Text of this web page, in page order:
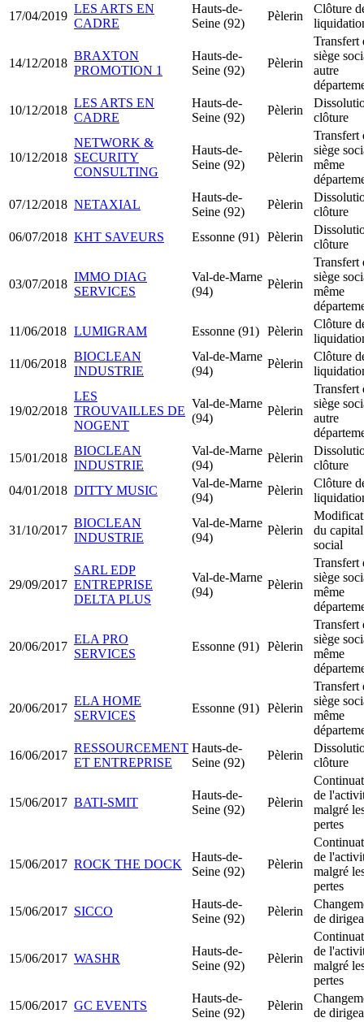
17/04/2019
LES ARTS EN
CADRE
Hauts-de-
Seine (92)
Pèlerin
Clôture
14/12/2018
BRAXTON
PROMOTION 1
Hauts-de-
Seine (92)
Pèlerin
Transfert
siège
autre
10/12/2018
LES ARTS EN
CADRE
Hauts-de-
Seine (92)
Pèlerin
clôture
10/12/2018
NETWORK &
SECURITY
CONSULTING
Hauts-de-
Seine (92)
Pèlerin
Transfert
siège
même
07/12/2018 NETAXIAL
Hauts-de-
Seine (92)
Pèlerin
clôture
06/07/2018 KHT SAVEURS Essonne (91) Pèlerin
clôture
03/07/2018
IMMO DIAG
SERVICES
Val-de-Marne
(94)
Pèlerin
Transfert
siège
même
11/06/2018 LUMIGRAM Essonne (91) Pèlerin
Clôture
11/06/2018
BIOCLEAN
INDUSTRIE
Val-de-Marne
(94)
Pèlerin
Clôture
19/02/2018
LES
TROUVAILLES DE
NOGENT
Val-de-Marne
(94)
Pèlerin
Transfert
siège
autre
15/01/2018
BIOCLEAN
INDUSTRIE
Val-de-Marne
(94)
Pèlerin
clôture
04/01/2018 DITTY MUSIC
Val-de-Marne
(94)
Pèlerin
Clôture
31/10/2017
BIOCLEAN
INDUSTRIE
Val-de-Marne
(94)
Pèlerin
du capital
social
29/09/2017
SARL EDP
ENTREPRISE
DELTA PLUS
Val-de-Marne
(94)
Pèlerin
Transfert
siège
même
20/06/2017
ELA PRO
SERVICES
Essonne (91) Pèlerin
Transfert
siège
même
20/06/2017
ELA HOME
SERVICES
Essonne (91) Pèlerin
Transfert
siège
même
16/06/2017
RESSOURCEMENT
ET ENTREPRISE
Hauts-de-
Seine (92)
Pèlerin
clôture
15/06/2017 BATI-SMIT
Hauts-de-
Seine (92)
Pèlerin
de
malgré
pertes
15/06/2017 ROCK THE DOCK
Hauts-de-
Seine (92)
Pèlerin
de
malgré
pertes
15/06/2017 SICCO
Hauts-de-
Seine (92)
Pèlerin
de
15/06/2017 WASHR
Hauts-de-
Seine (92)
Pèlerin
de
malgré
pertes
15/06/2017 GC EVENTS
Hauts-de-
Seine (92)
Pèlerin
de